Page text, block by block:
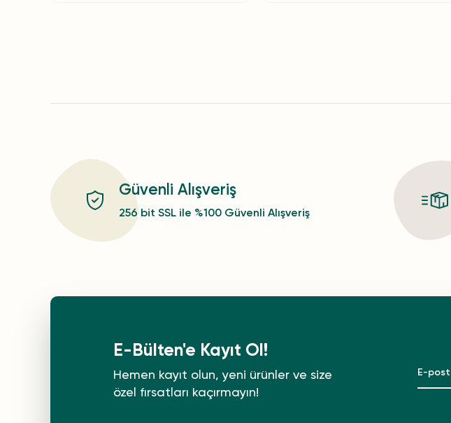
Güvenli Alışveriş
256 bit SSL ile %100 Güvenli Alışveriş
E-Bülten'e Kayıt Ol!
Hemen kayıt olun, yeni ürünler ve size
özel fırsatları kaçırmayın!